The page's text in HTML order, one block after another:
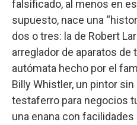
falsificado, al menos en
supuesto, nace una
dos o tres: la de Robert
arreglador de aparatos de
autómata hecho por el
Billy Whistler, un pintor
testaferro para negocios
una enana con